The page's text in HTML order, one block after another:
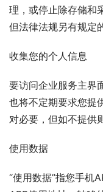
理，或停止除存储和
但法律法规另有规定
收集您的个人信息
要访问企业服务主界
也将不定期要求您提
对必要，但如不提供
使用数据
“使用数据”指您手机